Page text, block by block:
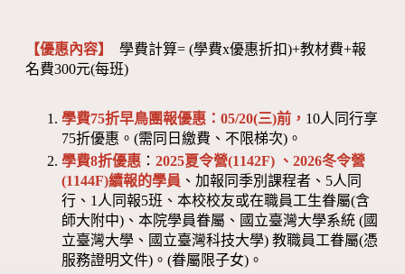
【優惠內容】
學費計算= (學費x優惠折扣)+教材費+報
名費300元(每班)
學費75折早鳥團報優惠：05/20(三)前， 10人同行享
75折優惠。(需同日繳費、不限梯次)。
學費8折優惠 ：2025夏令營(1142F) 、2026冬令營
(1144F)續報的學員 、加報同季別課程者、5人同
行、1人同報5班、本校校友或在職員工生眷屬(含
師大附中)、本院學員眷屬、國立臺灣大學系統 (國
立臺灣大學、國立臺灣科技大學) 教職員工眷屬(憑
服務證明文件)。(眷屬限子女)。